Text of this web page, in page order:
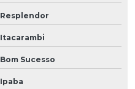
Resplendor
Itacarambi
Bom Sucesso
Ipaba